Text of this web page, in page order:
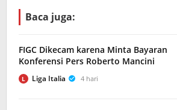
Baca juga:
FIGC Dikecam karena Minta Bayaran
Konferensi Pers Roberto Mancini
L Liga Italia 4 hari